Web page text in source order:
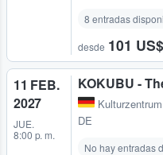
8 entradas
desde 101 US$
11 FEB.
2027
JUE.
8:00 p. m.
KOKUBU -
DE
No hay entradas